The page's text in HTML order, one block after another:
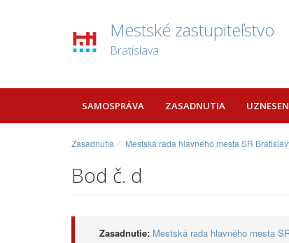
Mestské zastupiteľstvo
Bratislava
SAMOSPRÁVA ZASADNUTIA
Zasadnutia Mestská rada hlavného mesta SR
Bod č. d
Zasadnutie: Mestská rada hlavného mesta